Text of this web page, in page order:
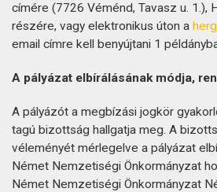
címére (7726 Véménd, Tavasz u. 1.),
részére, vagy elektronikus úton a
email címre kell benyújtani 1
A pályázat elbírálásának módja,
A pályázót a megbízási jogkör
tagú bizottság hallgatja meg. A
véleményét mérlegelve a pályázat
Német Nemzetiségi Önkormányzat
Német Nemzetiségi Önkormányzat